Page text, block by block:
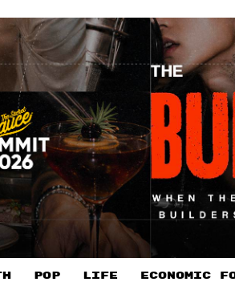
POP LIFE ECONOMIC